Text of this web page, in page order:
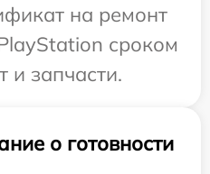
на ремонт
сроком
и запчасти.
о готовности